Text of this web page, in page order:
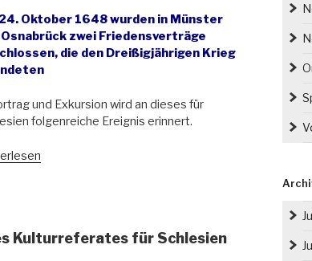
Oktober 1648 wurden in Münster
Osnabrück zwei Friedensverträge
die den Dreißigjährigen Krieg
und Exkursion wird an dieses für
folgenreiche Ereignis erinnert.
Kulturreferates für Schlesien